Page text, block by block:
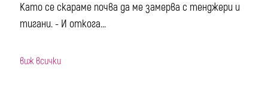
Като се скараме почва да ме замерва с тенджери и
тигани. - И откога...
виж всички